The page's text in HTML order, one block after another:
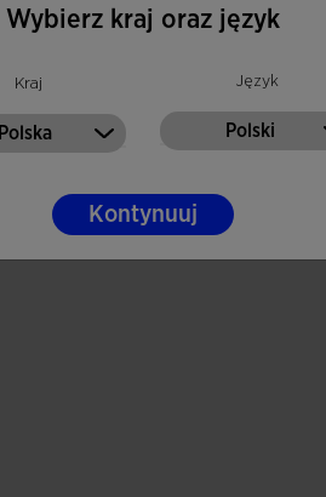
Wybierz kraj oraz język
Kraj
Polska
Język
Polski
Kontynuuj